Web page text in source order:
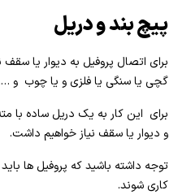
پیچ بند و دریل
برای اتصال پروفیل به دیوار یا سقف
گچی یا سنگی یا فلزی و یا چوب و
برای این کار به یک دریل ساده با
و دیوار یا سقف نیاز خواهیم داشت.
توجه داشته باشید که پروفیل ها
کاری شوند.